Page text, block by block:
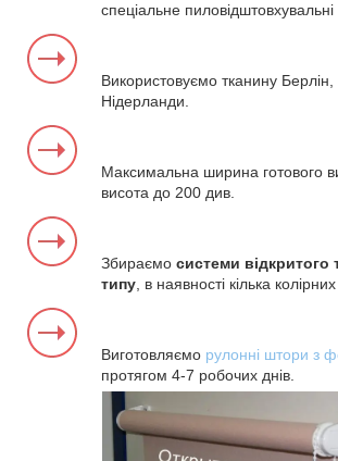
спеціальне
Використовуємо тканину
Нідерланди.
Максимальна ширина готового
висота до 200 див.
Збираємо системи відкритого
типу, в наявності кілька
Виготовляємо рулонні штори з
протягом 4-7 робочих днів.